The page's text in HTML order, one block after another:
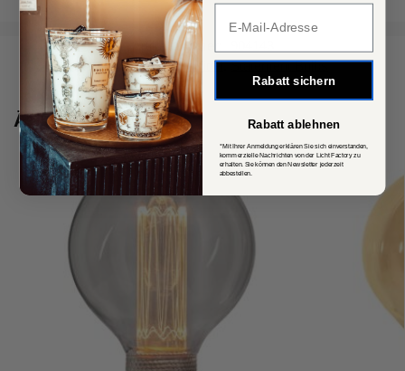
Artikelnummer:
Kategorien: Leuchtmittel,Statement Bulbs
Ähnliche Produkte
Rabatt sichern
Rabatt ablehnen
*Mit Ihrer Anmeldung erklären Sie sich einverstanden,
kommerzielle Nachrichten von der Licht Factory zu
erhalten. Sie können den Newsletter jederzeit
abbestellen.